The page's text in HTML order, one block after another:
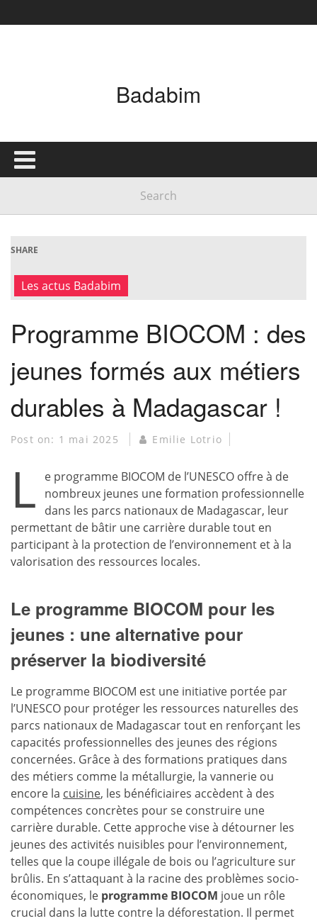
Badabim
SHARE
Les actus Badabim
Programme BIOCOM : des
jeunes formés aux métiers
durables à Madagascar !
Post on: 1 mai 2025 Emilie Lotrio
L
e programme BIOCOM de l’UNESCO offre à de
nombreux jeunes une formation professionnelle
dans les parcs nationaux de Madagascar, leur
permettant de bâtir une carrière durable tout en
participant à la protection de l’environnement et à la
valorisation des ressources locales.
Le programme BIOCOM pour les
jeunes : une alternative pour
préserver la biodiversité
Le programme BIOCOM est une initiative portée par
l’UNESCO pour protéger les ressources naturelles des
parcs nationaux de Madagascar tout en renforçant les
capacités professionnelles des jeunes des régions
concernées. Grâce à des formations pratiques dans
des métiers comme la métallurgie, la vannerie ou
encore la cuisine, les bénéficiaires accèdent à des
compétences concrètes pour se construire une
carrière durable. Cette approche vise à détourner les
jeunes des activités nuisibles pour l’environnement,
telles que la coupe illégale de bois ou l’agriculture sur
brûlis. En s’attaquant à la racine des problèmes socio-
économiques, le programme BIOCOM joue un rôle
crucial dans la lutte contre la déforestation. Il permet